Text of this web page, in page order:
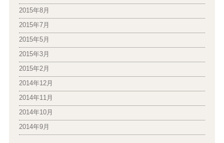
2015年8月
2015年7月
2015年5月
2015年3月
2015年2月
2014年12月
2014年11月
2014年10月
2014年9月